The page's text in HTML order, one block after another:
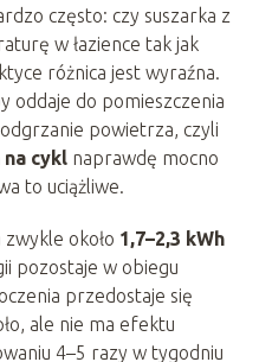
często: czy suszarka z
w łazience tak jak
różnica jest wyraźna.
oddaje do pomieszczenia
powietrza, czyli
na cyklnaprawdę mocno
to uciążliwe.
około 1,7–2,3 kWh
pozostaje w obiegu
przedostaje się
ale nie ma efektu
4–5 razy w tygodniu